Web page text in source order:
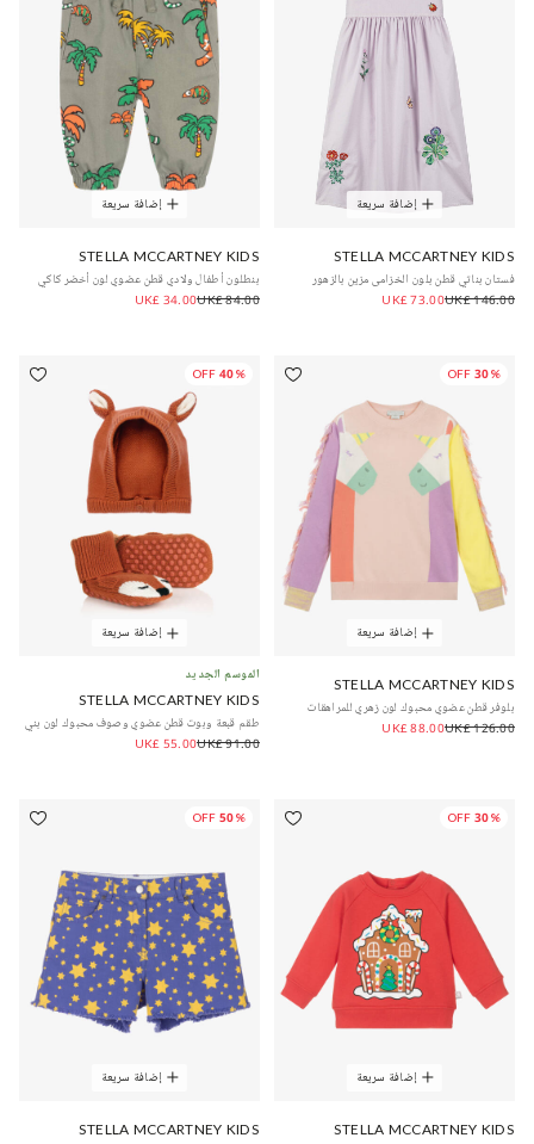
إضافة سريعة
STELLA MCCARTNEY KIDS
فستان بناتي قطن بلون الخزامى مزين بالزهور
UK£ 146.00
UK£ 73.00
إضافة سريعة
STELLA MCCARTNEY KIDS
بنطلون أطفال ولادي قطن عضوي لون أخضر كاكي
UK£ 84.00
UK£ 34.00
30% OFF
إضافة سريعة
STELLA MCCARTNEY KIDS
بلوفر قطن عضوي محبوك لون زهري للمراهقات
UK£ 126.00
UK£ 88.00
40% OFF
إضافة سريعة
الموسم الجديد
STELLA MCCARTNEY KIDS
طقم قبعة وبوت قطن عضوي وصوف محبوك لون بني
UK£ 91.00
UK£ 55.00
30% OFF
إضافة سريعة
STELLA MCCARTNEY KIDS
50% OFF
إضافة سريعة
STELLA MCCARTNEY KIDS